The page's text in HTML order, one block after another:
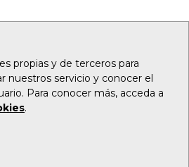
propias y de terceros para
nuestros servicio y conocer el
Para conocer más, acceda a
.